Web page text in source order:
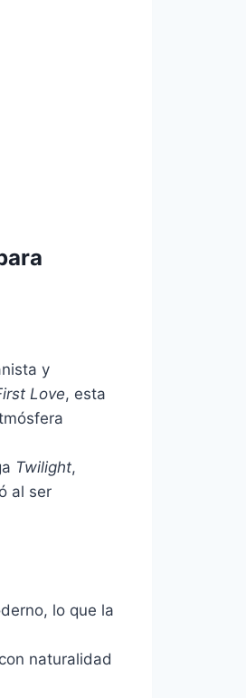
y
Love, esta
Twilight,
al ser
lo que la
naturalidad